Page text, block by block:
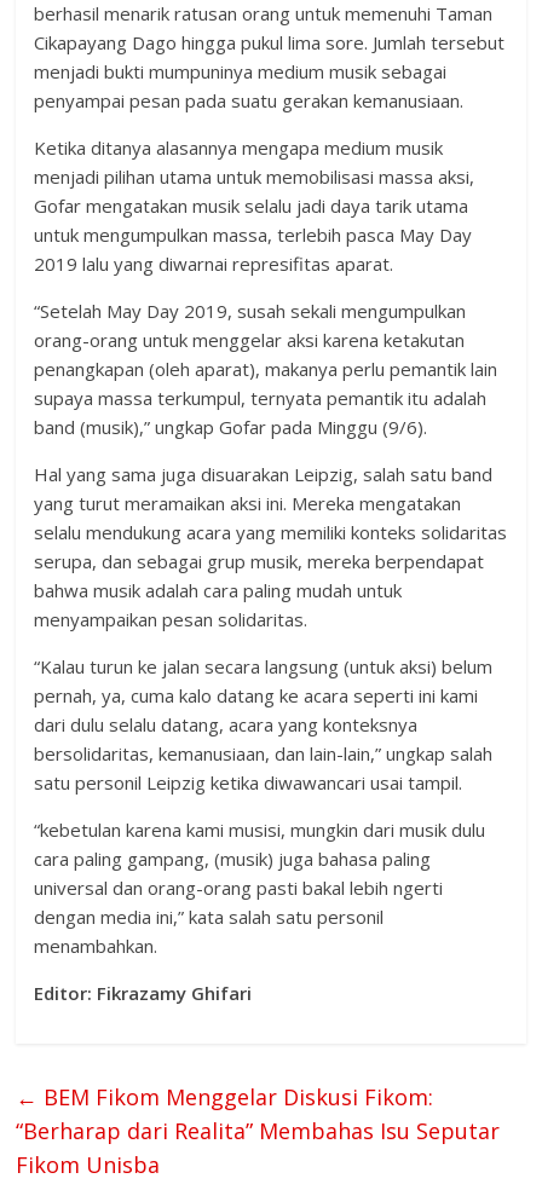
berhasil menarik ratusan orang untuk memenuhi Taman
Cikapayang Dago hingga pukul lima sore. Jumlah tersebut
menjadi bukti mumpuninya medium musik sebagai
penyampai pesan pada suatu gerakan kemanusiaan.
Ketika ditanya alasannya mengapa medium musik
menjadi pilihan utama untuk memobilisasi massa aksi,
Gofar mengatakan musik selalu jadi daya tarik utama
untuk mengumpulkan massa, terlebih pasca May Day
2019 lalu yang diwarnai represifitas aparat.
“Setelah May Day 2019, susah sekali mengumpulkan
orang-orang untuk menggelar aksi karena ketakutan
penangkapan (oleh aparat), makanya perlu pemantik lain
supaya massa terkumpul, ternyata pemantik itu adalah
band (musik),” ungkap Gofar pada Minggu (9/6).
Hal yang sama juga disuarakan Leipzig, salah satu band
yang turut meramaikan aksi ini. Mereka mengatakan
selalu mendukung acara yang memiliki konteks solidaritas
serupa, dan sebagai grup musik, mereka berpendapat
bahwa musik adalah cara paling mudah untuk
menyampaikan pesan solidaritas.
“Kalau turun ke jalan secara langsung (untuk aksi) belum
pernah, ya, cuma kalo datang ke acara seperti ini kami
dari dulu selalu datang, acara yang konteksnya
bersolidaritas, kemanusiaan, dan lain-lain,” ungkap salah
satu personil Leipzig ketika diwawancari usai tampil.
“kebetulan karena kami musisi, mungkin dari musik dulu
cara paling gampang, (musik) juga bahasa paling
universal dan orang-orang pasti bakal lebih ngerti
dengan media ini,” kata salah satu personil
menambahkan.
Editor: Fikrazamy Ghifari
← BEM Fikom Menggelar Diskusi Fikom:
“Berharap dari Realita” Membahas Isu Seputar
Fikom Unisba